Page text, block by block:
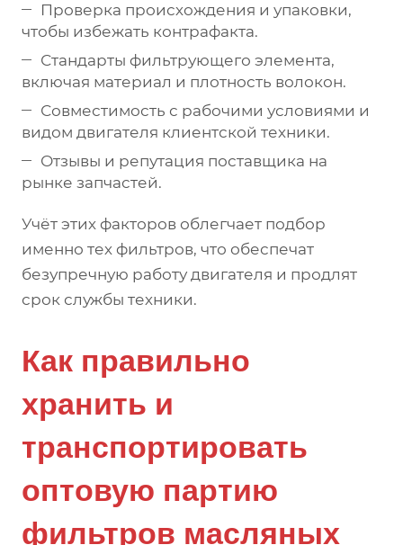
Проверка происхождения и упаковки,
чтобы избежать контрафакта.
Стандарты фильтрующего элемента,
включая материал и плотность волокон.
Совместимость с рабочими условиями и
видом двигателя клиентской техники.
Отзывы и репутация поставщика на
рынке запчастей.
Учёт этих факторов облегчает подбор
именно тех фильтров, что обеспечат
безупречную работу двигателя и продлят
срок службы техники.
Как правильно
хранить и
транспортировать
оптовую партию
фильтров масляных